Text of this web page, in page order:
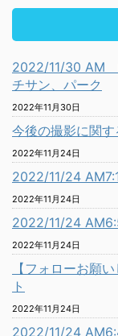
2022/11/30 AM
チサン、パーク
2022年11月30日
今後の撮影に関す
2022年11月24日
2022/11/24
2022年11月24日
2022/11/24
2022年11月24日
【フォローお願
ト
2022年11月24日
2022/11/24